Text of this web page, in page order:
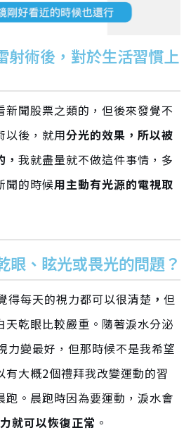
射術後，對於生活習慣上
新聞股票之類的，但後來發覺不
以後，就用分光的效果，所以被
我就盡量就不做這件事情，多
聞的時候用主動有光源的電視取
眼、眩光或畏光的問題？
得每天的視力都可以很清楚 ， 但
天乾眼比較嚴重。隨著淚水分泌
力變最好，但那時候不是我希望
有大概2個禮拜我改變運動的習
跑。晨跑時因為要運動，淚水會
就可以恢復正常 。